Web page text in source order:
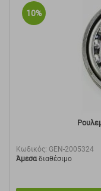
10%
Κωδικός: GEN-2005324
Άμεσα διαθέσιμο